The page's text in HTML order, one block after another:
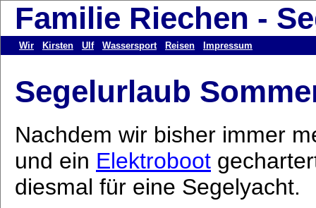
Familie Riechen -
Wir Kirsten Ulf Wassersport Reisen Impressum
Segelurlaub
Nachdem wir bisher immer
und ein Elektroboot
diesmal für eine Segelyacht.